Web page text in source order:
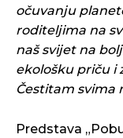
očuvanju
roditeljima na
naš svijet na
ekološku priču i
Čestitam svima
Predstava